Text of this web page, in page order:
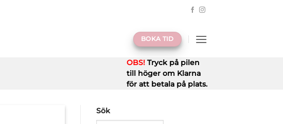
BOKA TID
OBS! Tryck på pilen
till höger om Klarna
för att betala på plats.
Sök